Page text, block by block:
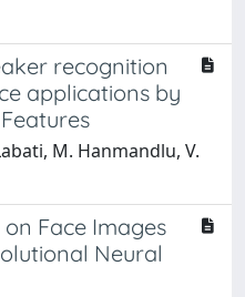
recognition
applications by
M. Hanmandlu, V.
Face Images
Neural